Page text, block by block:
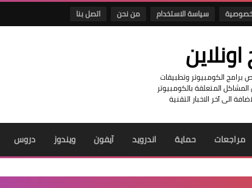
سياسة الاستخدام من نحن اتصل بنا
الكومبيوتر وتطبيقات
المشاكل المتعلقة بالكومبيوتر
الى آخر الاخبار التقنية
مراجعات حماية اندرويد آيفون ويندوز دروس